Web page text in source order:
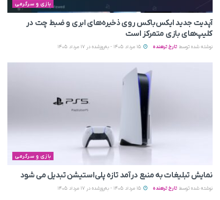
بازی و سرگرمی
آپدیت جدید ایکس‌باکس روی ذخیره‌های ابری و ضبط چت در
کلیپ‌های بازی متمرکز است
نوشته شده توسط تارخ ترهنده
بازی و سرگرمی
نمایش تبلیغات به منبع درآمد تازه پلی‌استیشن تبدیل می‌ شود
نوشته شده توسط تارخ ترهنده